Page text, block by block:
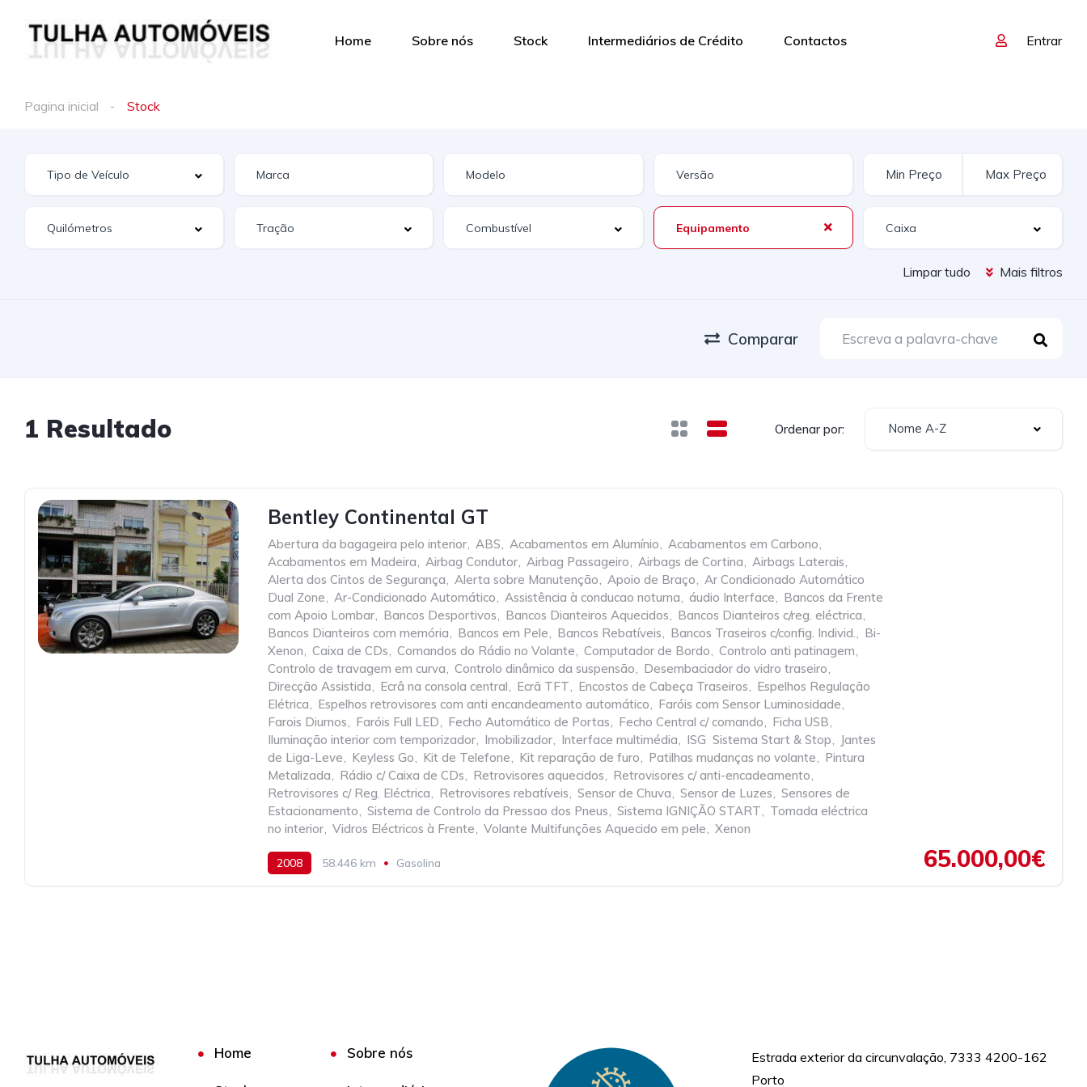
Home Sobre nós Stock Intermediários de Crédito Contactos Entrar
Pagina inicial Stock
Equipamento
Limpar tudo Mais filtros
Comparar
1 Resultado Ordenar por: Nome A-Z
Bentley Continental GT
Abertura da bagageira pelo interior, ABS, Acabamentos em Alumínio, Acabamentos em Carbono,
Acabamentos em Madeira, Airbag Condutor, Airbag Passageiro, Airbags de Cortina, Airbags Laterais,
Alerta dos Cintos de Segurança, Alerta sobre Manutenção, Apoio de Braço, Ar Condicionado Automático
Dual Zone, Ar-Condicionado Automático, Assistência à conducao noturna, áudio Interface, Bancos da Frente
com Apoio Lombar, Bancos Desportivos, Bancos Dianteiros Aquecidos, Bancos Dianteiros c/reg. eléctrica,
Bancos Dianteiros com memória, Bancos em Pele, Bancos Rebatíveis, Bancos Traseiros c/config. Individ., Bi-
Xenon, Caixa de CDs, Comandos do Rádio no Volante, Computador de Bordo, Controlo anti patinagem,
Controlo de travagem em curva, Controlo dinâmico da suspensão, Desembaciador do vidro traseiro,
Direcção Assistida, Ecrâ na consola central, Ecrã TFT, Encostos de Cabeça Traseiros, Espelhos Regulação
Elétrica, Espelhos retrovisores com anti encandeamento automático, Faróis com Sensor Luminosidade,
Farois Diurnos, Faróis Full LED, Fecho Automático de Portas, Fecho Central c/ comando, Ficha USB,
Iluminação interior com temporizador, Imobilizador, Interface multimédia, ISG  Sistema Start & Stop, Jantes
de Liga-Leve, Keyless Go, Kit de Telefone, Kit reparação de furo, Patilhas mudanças no volante, Pintura
Metalizada, Rádio c/ Caixa de CDs, Retrovisores aquecidos, Retrovisores c/ anti-encadeamento,
Retrovisores c/ Reg. Eléctrica, Retrovisores rebatíveis, Sensor de Chuva, Sensor de Luzes, Sensores de
Estacionamento, Sistema de Controlo da Pressao dos Pneus, Sistema IGNIÇÃO START, Tomada eléctrica
no interior, Vidros Eléctricos à Frente, Volante Multifunções Aquecido em pele, Xenon
2008 58.446 km Gasolina 65.000,00€
Home Sobre nós
Estrada exterior da circunvalação, 7333 4200-162
Porto